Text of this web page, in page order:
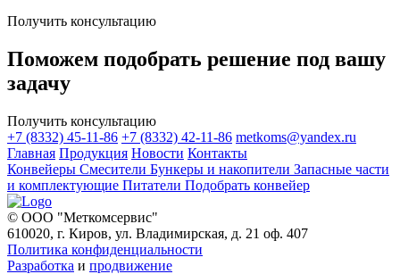
Получить консультацию
Поможем подобрать решение под вашу
задачу
Получить консультацию
+7 (8332) 45-11-86 +7 (8332) 42-11-86 metkoms@yandex.ru
Главная Продукция Новости Контакты
Конвейеры Смесители Бункеры и накопители Запасные части
и комплектующие Питатели Подобрать конвейер
© ООО "Меткомсервис"
610020, г. Киров, ул. Владимирская, д. 21 оф. 407
Политика конфиденциальности
Разработка и продвижение